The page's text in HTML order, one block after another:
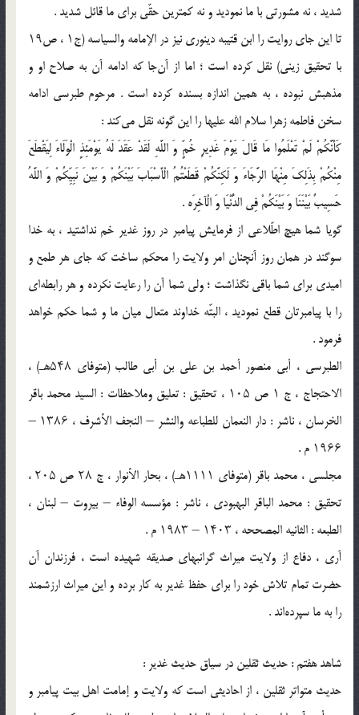
شدید ، نه مشورتى با ما نمودید و نه کمترین حقّى براى ما قائل شدید .
تا این جای روایت را ابن قتیبه دینوری نیز در الإمامه والسیاسه (ج۱ ، ص۱۹
با تحقیق زینی) نقل کرده است ؛ اما از آن‌جا که ادامه آن به صلاح او و
مذهبش نبوده ، به همین اندازه بسنده کرده است . مرحوم طبرسی ادامه
سخن فاطمه زهرا سلام الله علیها را این گونه نقل می‌کند :
کَأَنَّکُمْ لَمْ تَعْلَمُوا مَا قَالَ یَوْمَ غَدِیرِ خُمٍّ وَ اللَّهِ لَقَدْ عَقَدَ لَهُ یَوْمَئِذٍ الْوَلَاءَ لِیَقْطَعَ
مِنْکُمْ بِذَلِکَ مِنْهَا الرَّجَاءَ وَ لَکِنَّکُمْ قَطَعْتُمُ الْأَسْبَابَ بَیْنَکُمْ وَ بَیْنَ نَبِیِّکُمْ وَ اللَّهُ
حَسِیبٌ بَیْنَنَا وَ بَیْنَکُمْ فِی الدُّنْیَا وَ الْآخِرَه .
گویا شما هیچ اطّلاعى از فرمایش پیامبر در روز غدیر خم نداشتید ، به خدا
سوگند در همان روز آنچنان امر ولایت را محکم ساخت که جاى هر طمع و
امیدى براى شما باقى نگذاشت ؛ ولى شما آن را رعایت نکرده و هر رابطه‌اى
را با پیامبرتان قطع نمودید ، البتّه خداوند متعال میان ما و شما حکم خواهد
فرمود .
الطبرسی ، أبی منصور أحمد بن علی بن أبی طالب (متوفای ۵۴۸هـ) ،
الاحتجاج ، ج ۱ ص ۱۰۵ ، تحقیق : تعلیق وملاحظات : السید محمد باقر
الخرسان ، ناشر : دار النعمان للطباعه والنشر – النجف الأشرف ، ۱۳۸۶ –
۱۹۶۶ م .
مجلسی ، محمد باقر (متوفای ۱۱۱۱هـ) ، بحار الأنوار ، ج ۲۸ ص ۲۰۵ ،
تحقیق : محمد الباقر البهبودی ، ناشر : مؤسسه الوفاء – بیروت – لبنان ،
الطبعه : الثانیه المصححه ، ۱۴۰۳ – ۱۹۸۳ م .
آری ، دفاع از ولایت میراث گرانبهای صدیقه شهیده است ، فرزندان آن
حضرت تمام تلاش خود را برای حفظ غدیر به کار برده و این میراث ارزشمند
را به ما سپرده‌اند .
شاهد هفتم : حدیث ثقلین در سیاق حدیث غدیر :
حدیث متواتر ثقلین ، از احادیثی است که ولایت و إمامت اهل بیت پیامبر و